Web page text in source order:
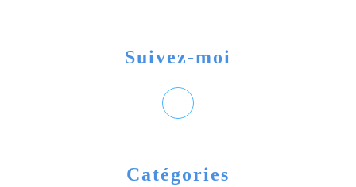
Catégories
Suivez-moi